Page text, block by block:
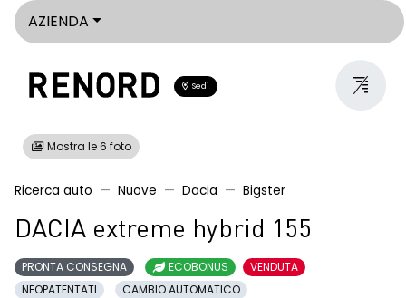
AZIENDA
Sedi
Mostra le 6 foto
Ricerca auto Nuove Dacia Bigster
DACIA extreme hybrid 155
PRONTA CONSEGNA ECOBONUS
VENDUTA
NEOPATENTATI
CAMBIO AUTOMATICO